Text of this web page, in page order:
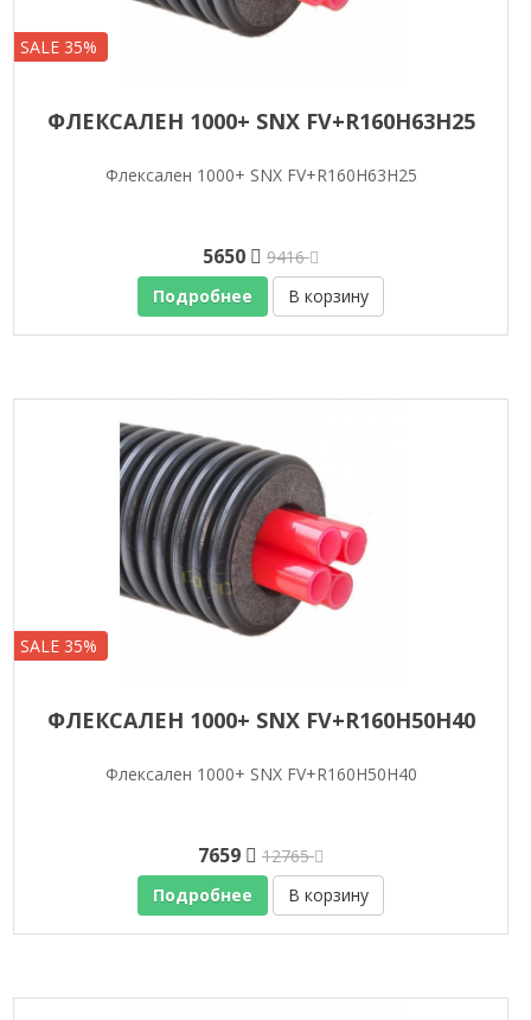
SALE 35%
ФЛЕКСАЛЕН 1000+ SNX FV+R160H63H25
Флексален 1000+ SNX FV+R160H63H25
5650
9416
Подробнее
В корзину
SALE 35%
ФЛЕКСАЛЕН 1000+ SNX FV+R160H50H40
Флексален 1000+ SNX FV+R160H50H40
7659
12765
Подробнее
В корзину